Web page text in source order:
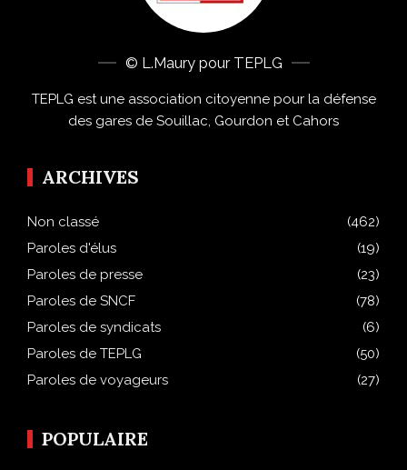
© L.Maury pour TEPLG
TEPLG est une association citoyenne pour la défense
des gares de Souillac, Gourdon et Cahors
ARCHIVES
Non classé
(462)
Paroles d'élus
(19)
Paroles de presse
(23)
Paroles de SNCF
(78)
Paroles de syndicats
(6)
Paroles de TEPLG
(50)
Paroles de voyageurs
(27)
POPULAIRE